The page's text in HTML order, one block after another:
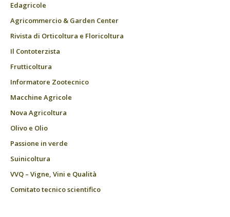
Edagricole
Agricommercio & Garden Center
Rivista di Orticoltura e Floricoltura
Il Contoterzista
Frutticoltura
Informatore Zootecnico
Macchine Agricole
Nova Agricoltura
Olivo e Olio
Passione in verde
Suinicoltura
VVQ – Vigne, Vini e Qualità
Comitato tecnico scientifico